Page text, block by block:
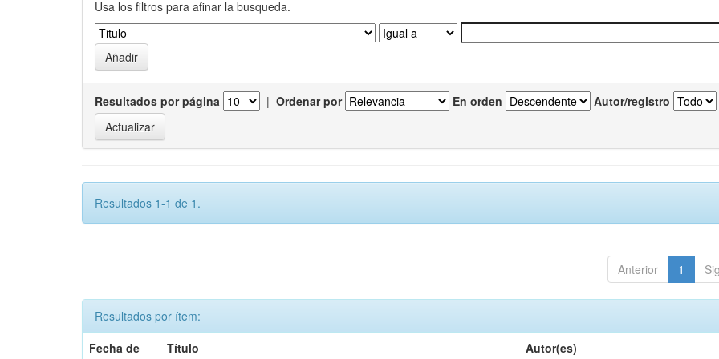
Usa los filtros para afinar la busqueda.
Resultados por página | Ordenar por En orden Autor/registro
Resultados 1-1 de 1.
Anterior 1
Resultados por ítem:
Fecha de
Título Autor(es)